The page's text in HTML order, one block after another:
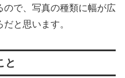
ので、写真の種類に幅が広
と思います。
と